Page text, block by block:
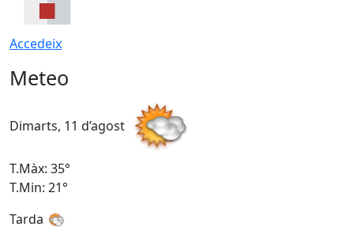
Accedeix
Meteo
Dimarts, 11 d’agost
T.Màx: 35°
T.Min: 21°
Tarda